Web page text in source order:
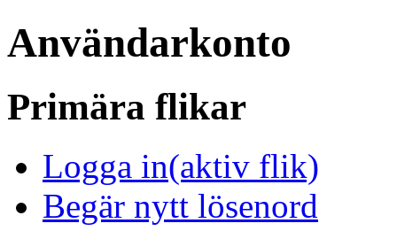
Användarkonto
Primära flikar
Logga in(aktiv flik)
Begär nytt lösenord